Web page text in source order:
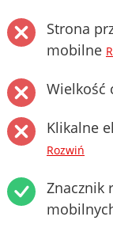
Strona
mobilne
Wielkość
Klikalne
Rozwiń
Znacznik